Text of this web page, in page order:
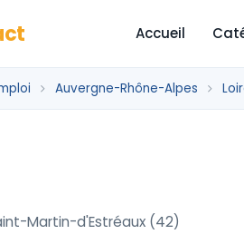
Accueil
Auvergne-Rhône-Alpes
Martin-d'Estréaux (42)